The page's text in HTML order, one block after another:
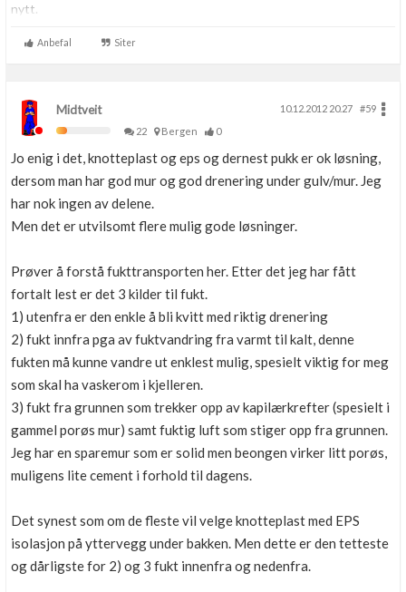
nytt.
Anbefal Siter
Midtveit 10.12.2012 20.27
#59
22
Bergen 0
Jo enig i det, knotteplast og eps og dernest pukk er ok løsning,
dersom man har god mur og god drenering under gulv/mur. Jeg
har nok ingen av delene.
Men det er utvilsomt flere mulig gode løsninger.
Prøver å forstå fukttransporten her. Etter det jeg har fått
fortalt lest er det 3 kilder til fukt.
1) utenfra er den enkle å bli kvitt med riktig drenering
2) fukt innfra pga av fuktvandring fra varmt til kalt, denne
fukten må kunne vandre ut enklest mulig, spesielt viktig for meg
som skal ha vaskerom i kjelleren.
3) fukt fra grunnen som trekker opp av kapilærkrefter (spesielt i
gammel porøs mur) samt fuktig luft som stiger opp fra grunnen.
Jeg har en sparemur som er solid men beongen virker litt porøs,
muligens lite cement i forhold til dagens.
Det synest som om de fleste vil velge knotteplast med EPS
isolasjon på yttervegg under bakken. Men dette er den tetteste
og dårligste for 2) og 3 fukt innenfra og nedenfra.